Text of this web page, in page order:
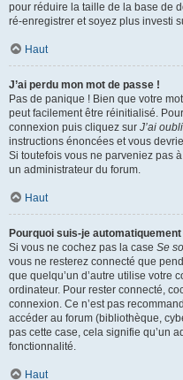
pour réduire la taille de la base de
ré-enregistrer et soyez plus investi
Haut
J’ai perdu mon mot de passe !
Pas de panique ! Bien que votre
peut facilement être réinitialisé.
connexion puis cliquez sur J’ai
instructions énoncées et vous
Si toutefois vous ne parveniez pas
un administrateur du forum.
Haut
Pourquoi suis-je
Si vous ne cochez pas la case Se
vous ne resterez connecté que
que quelqu’un d’autre utilise votre
ordinateur. Pour rester connecté,
connexion. Ce n’est pas
accéder au forum (bibliothèque,
pas cette case, cela signifie qu’un
fonctionnalité.
Haut